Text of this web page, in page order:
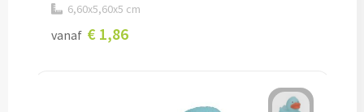
Custom made telefoon accessoires
6,60x5,60x5 cm
vanaf € 1,86